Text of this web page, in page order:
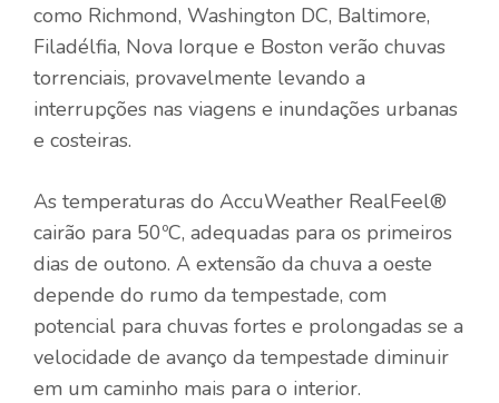
como Richmond, Washington DC, Baltimore,
Filadélfia, Nova Iorque e Boston verão chuvas
torrenciais, provavelmente levando a
interrupções nas viagens e inundações urbanas
e costeiras.
As temperaturas do AccuWeather RealFeel®
cairão para 50ºC, adequadas para os primeiros
dias de outono. A extensão da chuva a oeste
depende do rumo da tempestade, com
potencial para chuvas fortes e prolongadas se a
velocidade de avanço da tempestade diminuir
em um caminho mais para o interior.